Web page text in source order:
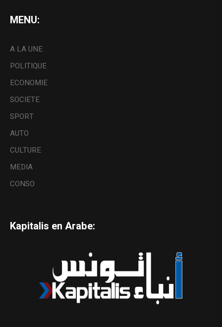
MENU:
A LA UNE
POLITIQUE
ECONOMIE
SOCIETE
SPORT
AUTO
CULTURE
MEDIA
CONSO
Kapitalis en Arabe: